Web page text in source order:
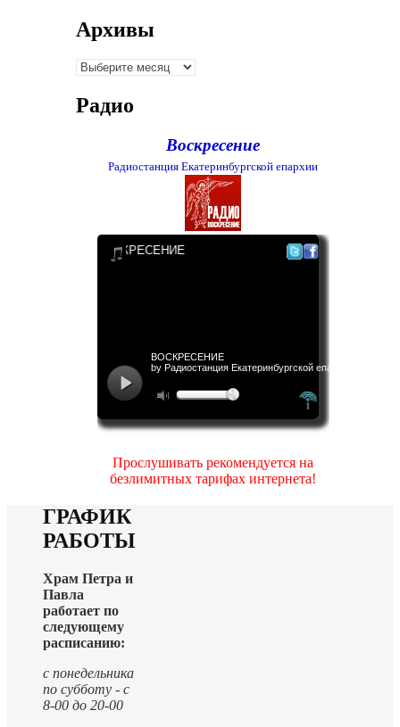
Архивы
Архивы
Радио
Воскресение
Радиостанция Екатеринбургской епархии
Прослушивать рекомендуется на
безлимитных тарифах интернета!
ГРАФИК
РАБОТЫ
Храм Петра и
Павла
работает по
следующему
расписанию:
с понедельника
по субботу - с
8-00 до 20-00